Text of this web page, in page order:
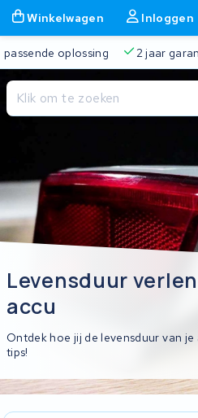
Winkelwagen Inloggen
oplossing 2 jaar
Levensduur
accu
Ontdek hoe jij de levensduur van
tips!
Je
Gratis verzending Altijd
Begin te typen in de